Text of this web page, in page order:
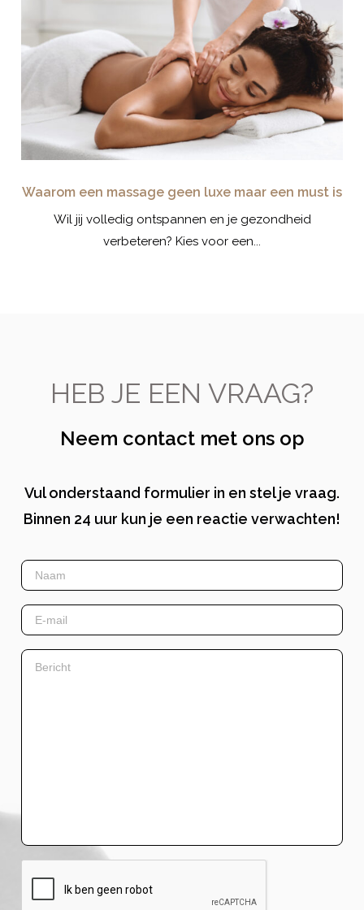
Waarom een massage geen luxe maar een must is
Wil jij volledig ontspannen en je gezondheid
verbeteren? Kies voor een...
HEB JE EEN VRAAG?
Neem contact met ons op
Vul onderstaand formulier in en stel je vraag.
Binnen 24 uur kun je een reactie verwachten!